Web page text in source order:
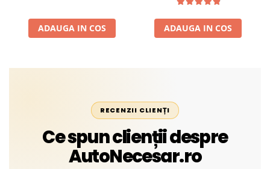
Liniar
ADAUGA IN COS ADAUGA IN COS
RECENZII CLIENȚI
Ce spun clienții despre
AutoNecesar.ro